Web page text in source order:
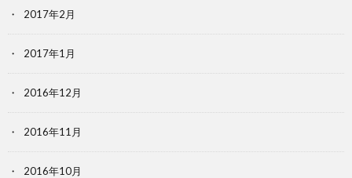
2017年2月
2017年1月
2016年12月
2016年11月
2016年10月